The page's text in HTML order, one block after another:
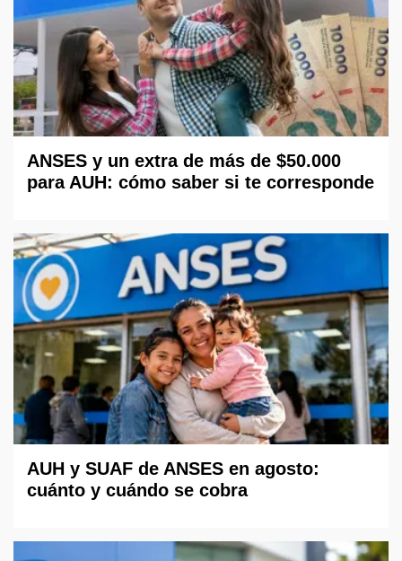
ANSES y un extra de más de $50.000
para AUH: cómo saber si te corresponde
AUH y SUAF de ANSES en agosto:
cuánto y cuándo se cobra